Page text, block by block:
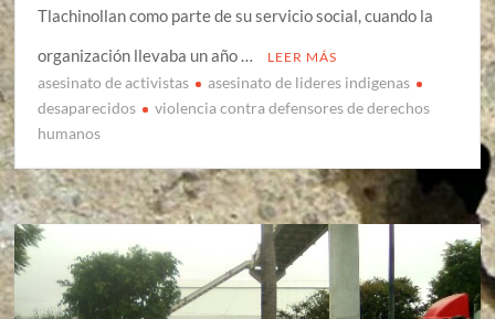
Tlachinollan como parte de su servicio social, cuando la
organización llevaba un año …
LEER MÁS
asesinato de activistas
asesinato de lideres indigenas
desaparecidos
violencia contra defensores de derechos
humanos